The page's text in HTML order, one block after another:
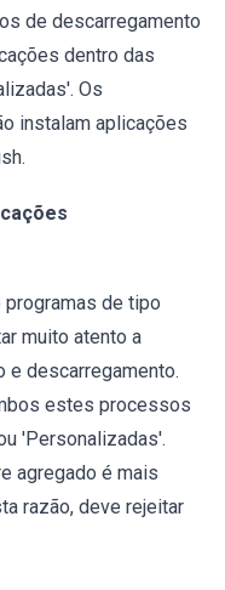
de descarregamento
dentro das
Os
instalam aplicações
programas de tipo
muito atento a
descarregamento.
estes processos
'Personalizadas'.
agregado é mais
razão, deve rejeitar